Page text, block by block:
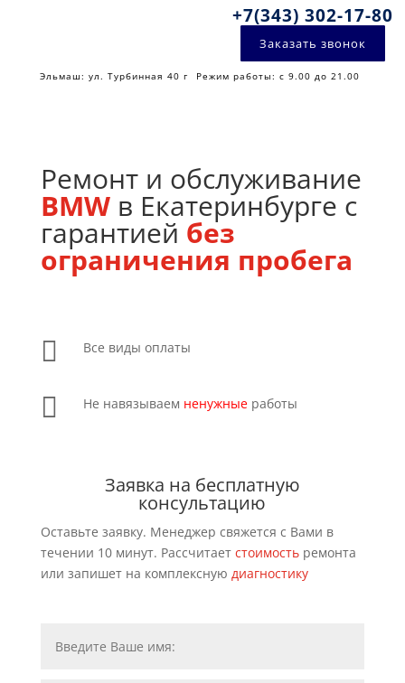
Эльмаш: ул. Турбинная 40 г Режим работы: с 9.00 до 21.00
+7(343) 302-17-80
Заказать звонок
Ремонт и обслуживание
BMWв Екатеринбурге с
гарантией без
ограничения пробега
 Все виды оплаты
 Не навязываем ненужныеработы
Заявка на бесплатную
консультацию
Оставьте заявку. Менеджер свяжется с Вами в
течении 10 минут. Расcчитает стоимостьремонта
или запишет на комплексную диагностику